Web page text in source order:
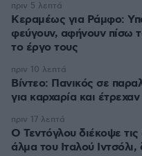
Κεραμέως για Ράμφο:
φεύγουν, αφήνουν πίσω
το έργο τους
πριν 5 λεπτά
Βίντεο: Πανικός σε
για καρχαρία και
πριν 10 λεπτά
Ο Τεντόγλου διέκοψε
άλμα του Ιταλού Ιντσόλι,
πριν 17 λεπτά